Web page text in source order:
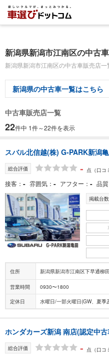
新潟県新潟市江南区の中古
新潟県新潟市江南区の中古車販売店一
新潟県の中古車一覧はこちら
中古車販売店一覧
22件中 1件～22件を表示
スバル北信越(株) G-PARK新潟
総合評価 - 点 （口コ
接客 - 雰囲気 - アフター - 品質
掲載台数
住所 新潟県新潟市江南区下早通柳
営業時間 0930〜1800
定休日 水曜日/一部火曜日(GW、夏季
ホンダカーズ新潟 南店(認定中
総合評価 - 点 （口コ